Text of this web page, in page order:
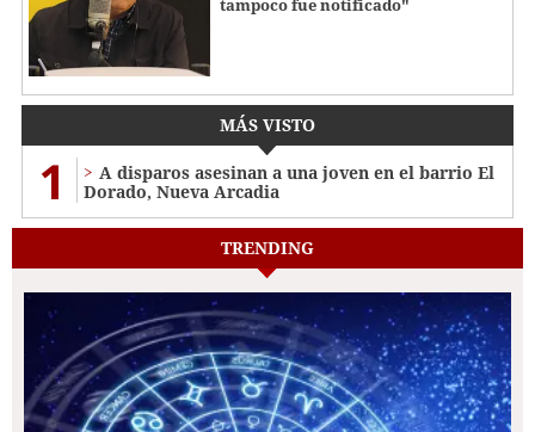
tampoco fue notificado"
MÁS VISTO
1
A disparos asesinan a una joven en el barrio El
Dorado, Nueva Arcadia
TRENDING